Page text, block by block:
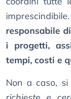
responsabile
i progetti,
tempi, costi e
Non a caso,